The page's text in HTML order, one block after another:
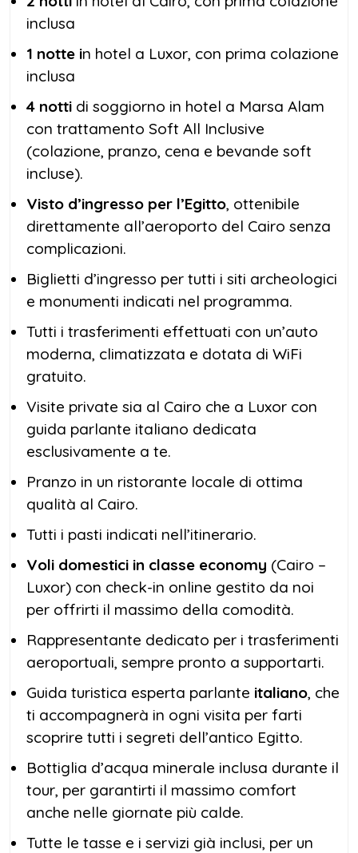
inclusa
1 notte in hotel a Luxor, con prima colazione
inclusa
4 notti di soggiorno in hotel a Marsa Alam
con trattamento Soft All Inclusive
(colazione, pranzo, cena e bevande soft
incluse).
Visto d’ingresso per l’Egitto, ottenibile
direttamente all’aeroporto del Cairo senza
complicazioni.
Biglietti d’ingresso per tutti i siti archeologici
e monumenti indicati nel programma.
Tutti i trasferimenti effettuati con un’auto
moderna, climatizzata e dotata di WiFi
gratuito.
Visite private sia al Cairo che a Luxor con
guida parlante italiano dedicata
esclusivamente a te.
Pranzo in un ristorante locale di ottima
qualità al Cairo.
Tutti i pasti indicati nell’itinerario.
Voli domestici in classe economy (Cairo –
Luxor) con check-in online gestito da noi
per offrirti il massimo della comodità.
Rappresentante dedicato per i trasferimenti
aeroportuali, sempre pronto a supportarti.
Guida turistica esperta parlante italiano, che
ti accompagnerà in ogni visita per farti
scoprire tutti i segreti dell’antico Egitto.
Bottiglia d’acqua minerale inclusa durante il
tour, per garantirti il massimo comfort
anche nelle giornate più calde.
Tutte le tasse e i servizi già inclusi, per un